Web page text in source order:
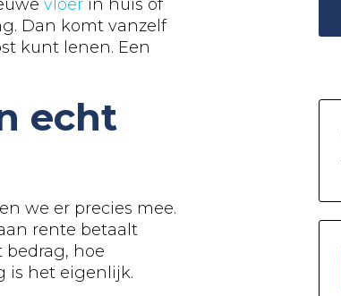
vloer in huis of
Dan komt vanzelf
kunt lenen. Een
echt
we er precies mee.
rente betaalt
bedrag, hoe
is het eigenlijk.